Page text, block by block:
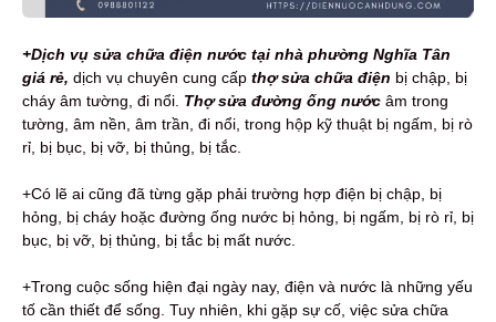
+Dịch vụ sửa chữa điện nước tại nhà phường Nghĩa Tân
giá rẻ, dịch vụ chuyên cung cấp thợ sửa chữa điện bị chập, bị
cháy âm tường, đi nổi. Thợ sửa đường ống nước âm trong
tường, âm nền, âm trần, đi nổi, trong hộp kỹ thuật bị ngấm, bị rò
rỉ, bị bục, bị vỡ, bị thủng, bị tắc.
+Có lẽ ai cũng đã từng gặp phải trường hợp điện bị chập, bị
hỏng, bị cháy hoặc đường ống nước bị hỏng, bị ngấm, bị rò rỉ, bị
bục, bị vỡ, bị thủng, bị tắc bị mất nước.
+Trong cuộc sống hiện đại ngày nay, điện và nước là những yếu
tố cần thiết để sống. Tuy nhiên, khi gặp sự cố, việc sửa chữa